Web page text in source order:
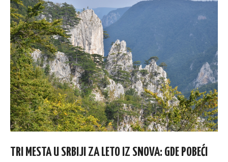
TRI MESTA U SRBIJI ZA LETO IZ SNOVA: GDE POBEĆI